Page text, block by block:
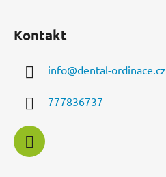
Kontakt
info@dental-ordinace.cz
777836737